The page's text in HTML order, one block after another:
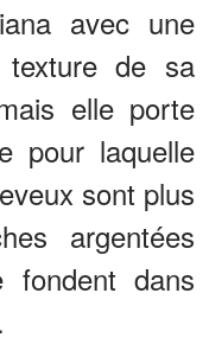
avec une
texture de sa
elle porte
pour laquelle
sont plus
argentées
fondent dans